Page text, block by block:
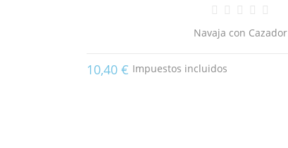
Navaja con Cazador
10,40 € Impuestos incluidos